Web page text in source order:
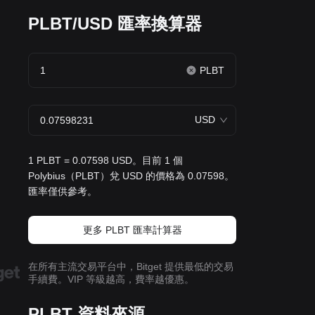
PLBT/USD 匯率換算器
PLBT
USD
1 PLBT = 0.07598 USD。目前 1 個
Polybius（PLBT）兌 USD 的價格為 0.07598。
匯率僅供參考。
更多 PLBT 匯率計算器
在所有主流交易平台中，Bitget 提供最低的交易
手續費。VIP 等級越高，費率越優惠。